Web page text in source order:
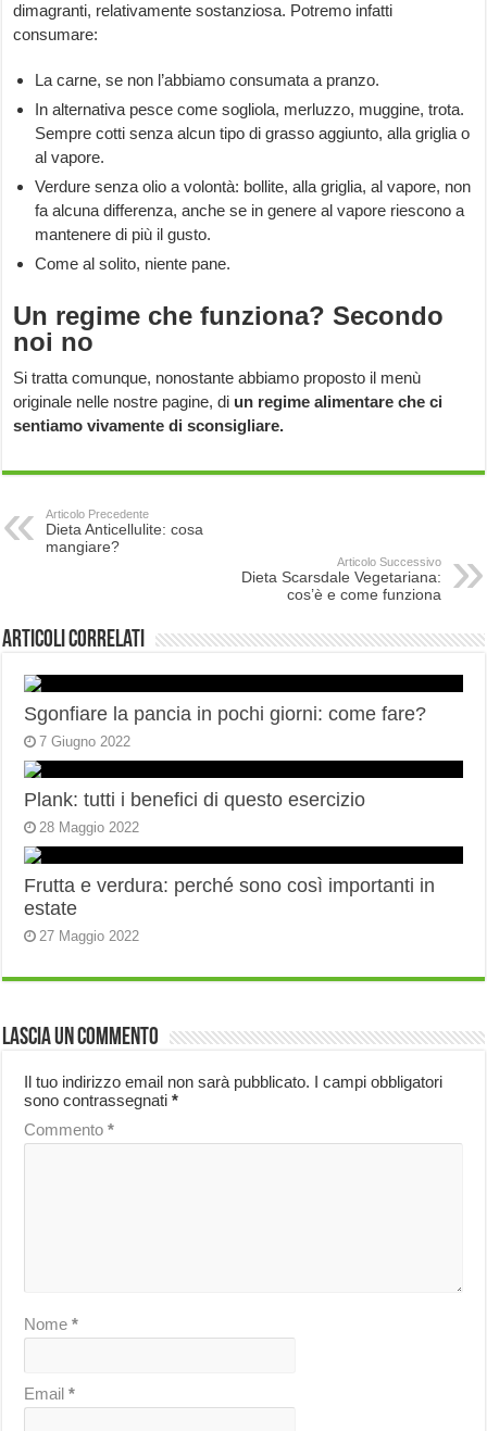
dimagranti, relativamente sostanziosa. Potremo infatti
consumare:
La carne, se non l’abbiamo consumata a pranzo.
In alternativa pesce come sogliola, merluzzo, muggine, trota.
Sempre cotti senza alcun tipo di grasso aggiunto, alla griglia o
al vapore.
Verdure senza olio a volontà: bollite, alla griglia, al vapore, non
fa alcuna differenza, anche se in genere al vapore riescono a
mantenere di più il gusto.
Come al solito, niente pane.
Un regime che funziona? Secondo
noi no
Si tratta comunque, nonostante abbiamo proposto il menù
originale nelle nostre pagine, di un regime alimentare che ci
sentiamo vivamente di sconsigliare.
Articolo Precedente
Dieta Anticellulite: cosa
mangiare?
Articolo Successivo
Dieta Scarsdale Vegetariana:
cos’è e come funziona
Articoli correlati
Sgonfiare la pancia in pochi giorni: come fare?
7 Giugno 2022
Plank: tutti i benefici di questo esercizio
28 Maggio 2022
Frutta e verdura: perché sono così importanti in
estate
27 Maggio 2022
Lascia un commento
Il tuo indirizzo email non sarà pubblicato. I campi obbligatori
sono contrassegnati*
Commento*
Nome*
Email*